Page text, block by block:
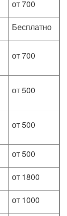
от 700
Бесплатно
от 700
от 500
от 500
от 500
от 1800
от 1000